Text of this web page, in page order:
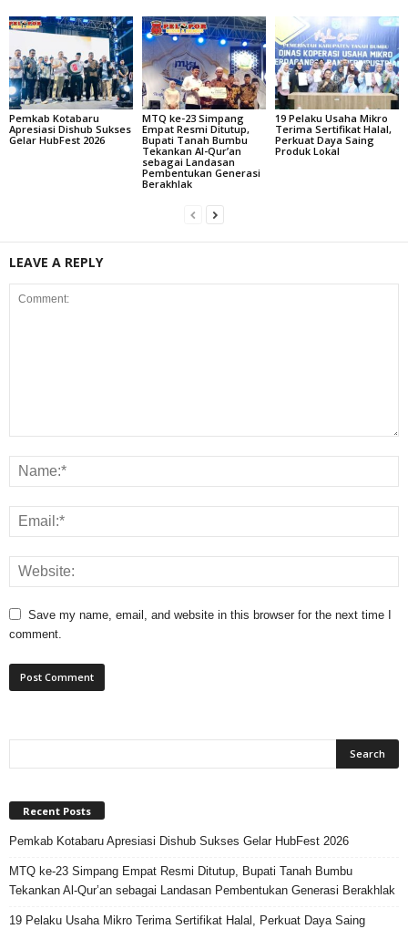
Pemkab Kotabaru
Apresiasi Dishub Sukses
Gelar HubFest 2026
MTQ ke-23 Simpang
Empat Resmi Ditutup,
Bupati Tanah Bumbu
Tekankan Al-Qur’an
sebagai Landasan
Pembentukan Generasi
Berakhlak
19 Pelaku Usaha Mikro
Terima Sertifikat Halal,
Perkuat Daya Saing
Produk Lokal
LEAVE A REPLY
Save my name, email, and website in this browser for the next time I
comment.
Recent Posts
Pemkab Kotabaru Apresiasi Dishub Sukses Gelar HubFest 2026
MTQ ke-23 Simpang Empat Resmi Ditutup, Bupati Tanah Bumbu
Tekankan Al-Qur’an sebagai Landasan Pembentukan Generasi Berakhlak
19 Pelaku Usaha Mikro Terima Sertifikat Halal, Perkuat Daya Saing